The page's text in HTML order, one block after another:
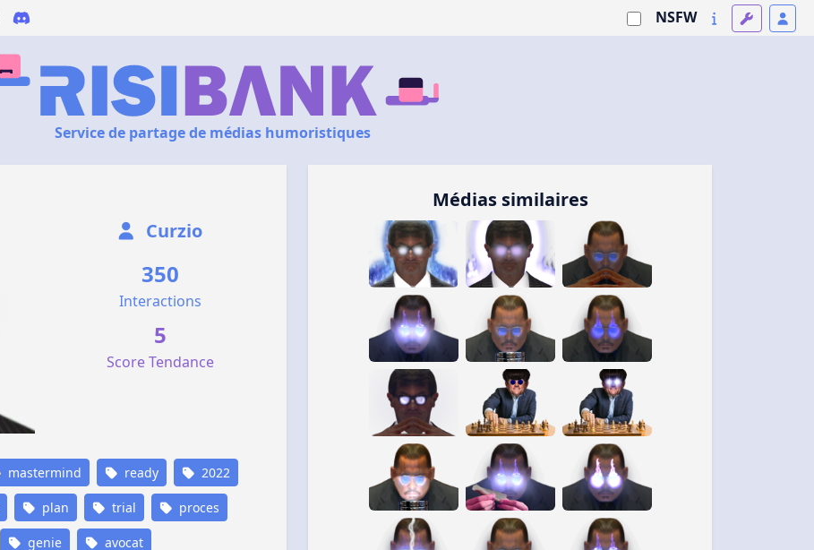
NSFW
Service de partage de médias humoristiques
Curzio
350
Interactions
5
Score Tendance
mastermind ready 2022
plan trial proces
genie avocat
Médias similaires